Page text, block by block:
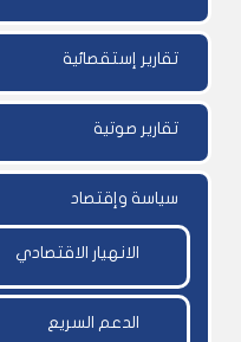
تقارير إستقصائية
تقارير صوتية
سياسة وإقتصاد
الانهيار الاقتصادي
الدعم السريع